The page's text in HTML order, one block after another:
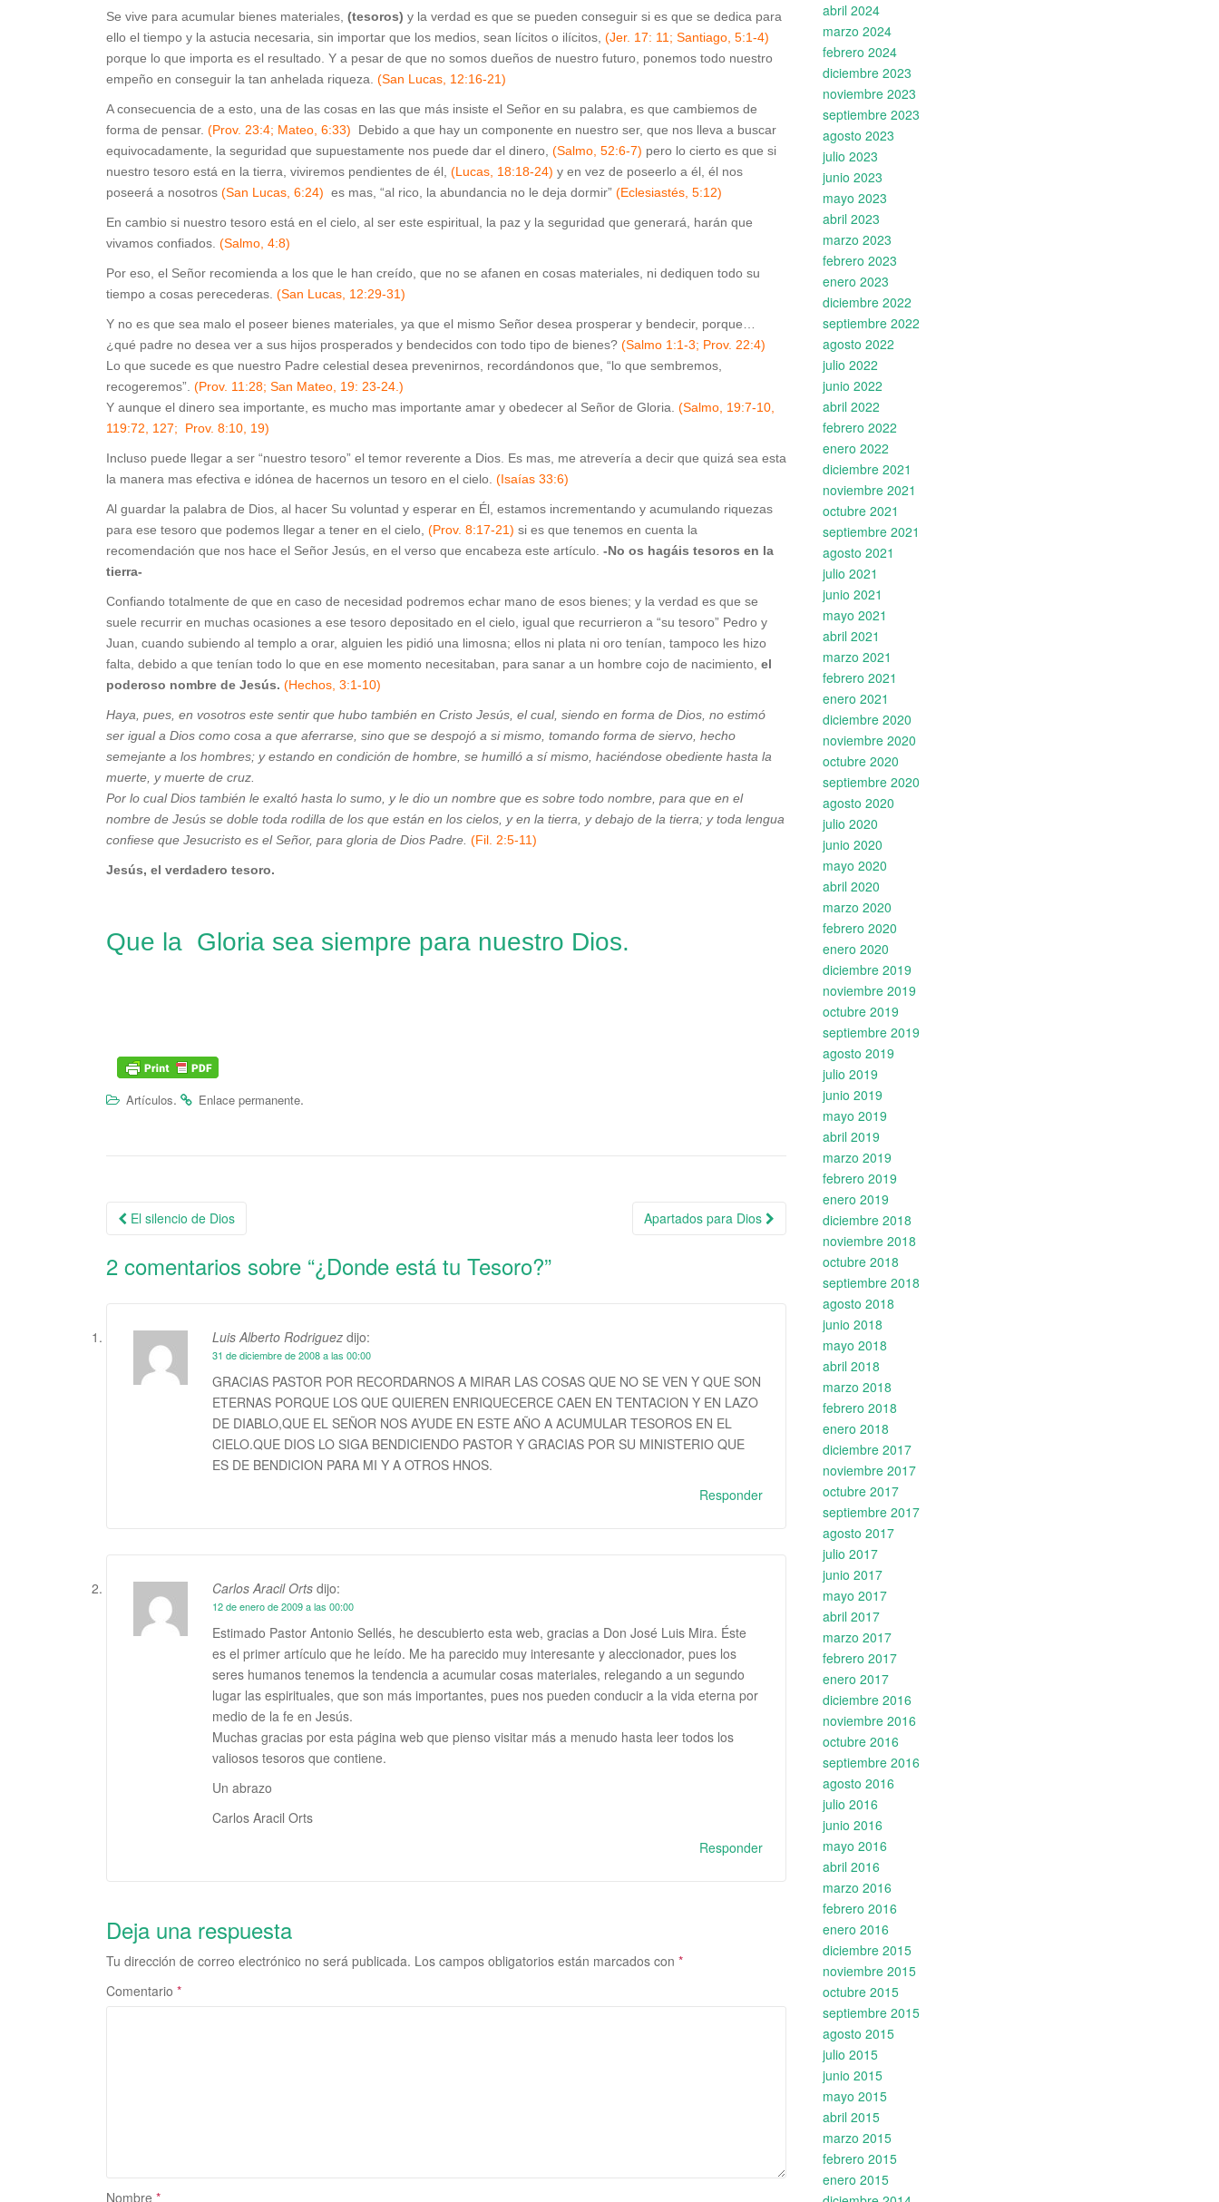
Se vive para acumular bienes materiales, (tesoros) y la verdad es que se pueden conseguir si es que se dedica para
ello el tiempo y la astucia necesaria, sin importar que los medios, sean lícitos o ilícitos, (Jer. 17: 11; Santiago, 5:1-4)
porque lo que importa es el resultado. Y a pesar de que no somos dueños de nuestro futuro, ponemos todo nuestro
empeño en conseguir la tan anhelada riqueza. (San Lucas, 12:16-21)
A consecuencia de a esto, una de las cosas en las que más insiste el Señor en su palabra, es que cambiemos de
forma de pensar. (Prov. 23:4; Mateo, 6:33)
Debido a que hay un componente en nuestro ser, que nos lleva a buscar
equivocadamente, la seguridad que supuestamente nos puede dar el dinero, (Salmo, 52:6-7) pero lo cierto es que si
nuestro tesoro está en la tierra, viviremos pendientes de él, (Lucas, 18:18-24) y en vez de poseerlo a él, él nos
poseerá a nosotros (San Lucas, 6:24) es mas, “al rico, la abundancia no le deja dormir” (Eclesiastés, 5:12)
En cambio si nuestro tesoro está en el cielo, al ser este espiritual, la paz y la seguridad que generará, harán que
vivamos confiados. (Salmo, 4:8)
Por eso, el Señor recomienda a los que le han creído, que no se afanen en cosas materiales, ni dediquen todo su
tiempo a cosas perecederas. (San Lucas, 12:29-31)
Y no es que sea malo el poseer bienes materiales, ya que el mismo Señor desea prosperar y bendecir, porque…
¿qué padre no desea ver a sus hijos prosperados y bendecidos con todo tipo de bienes? (Salmo 1:1-3; Prov. 22:4)
Lo que sucede es que nuestro Padre celestial desea prevenirnos, recordándonos que, “lo que sembremos,
recogeremos”. (Prov. 11:28; San Mateo, 19: 23-24.)
Y aunque el dinero sea importante, es mucho mas importante amar y obedecer al Señor de Gloria. (Salmo, 19:7-10,
119:72, 127; Prov. 8:10, 19)
Incluso puede llegar a ser “nuestro tesoro” el temor reverente a Dios. Es mas, me atrevería a decir que quizá sea esta
la manera mas efectiva e idónea de hacernos un tesoro en el cielo. (Isaías 33:6)
Al guardar la palabra de Dios, al hacer Su voluntad y esperar en Él, estamos incrementando y acumulando riquezas
para ese tesoro que podemos llegar a tener en el cielo, (Prov. 8:17-21) si es que tenemos en cuenta la
recomendación que nos hace el Señor Jesús, en el verso que encabeza este artículo. -No os hagáis tesoros en la
tierra-
Confiando totalmente de que en caso de necesidad podremos echar mano de esos bienes; y la verdad es que se
suele recurrir en muchas ocasiones a ese tesoro depositado en el cielo, igual que recurrieron a “su tesoro” Pedro y
Juan, cuando subiendo al templo a orar, alguien les pidió una limosna; ellos ni plata ni oro tenían, tampoco les hizo
falta, debido a que tenían todo lo que en ese momento necesitaban, para sanar a un hombre cojo de nacimiento, el
poderoso nombre de Jesús. (Hechos, 3:1-10)
Haya, pues, en vosotros este sentir que hubo también en Cristo Jesús, el cual, siendo en forma de Dios, no estimó
ser igual a Dios como cosa a que aferrarse, sino que se despojó a si mismo, tomando forma de siervo, hecho
semejante a los hombres; y estando en condición de hombre, se humilló a sí mismo, haciéndose obediente hasta la
muerte, y muerte de cruz.
Por lo cual Dios también le exaltó hasta lo sumo, y le dio un nombre que es sobre todo nombre, para que en el
nombre de Jesús se doble toda rodilla de los que están en los cielos, y en la tierra, y debajo de la tierra; y toda lengua
confiese que Jesucristo es el Señor, para gloria de Dios Padre. (Fil. 2:5-11)
Jesús, el verdadero tesoro.
Que la Gloria sea siempre para nuestro Dios.
Artículos. Enlace permanente.
Navegación de la entrada
El silencio de Dios Apartados para Dios
2 comentarios sobre “¿Donde está tu Tesoro?”
Luis Alberto Rodriguez dijo:
31 de diciembre de 2008 a las 00:00
GRACIAS PASTOR POR RECORDARNOS A MIRAR LAS COSAS QUE NO SE VEN Y QUE SON
ETERNAS PORQUE LOS QUE QUIEREN ENRIQUECERCE CAEN EN TENTACION Y EN LAZO
DE DIABLO,QUE EL SEÑOR NOS AYUDE EN ESTE AÑO A ACUMULAR TESOROS EN EL
CIELO.QUE DIOS LO SIGA BENDICIENDO PASTOR Y GRACIAS POR SU MINISTERIO QUE
ES DE BENDICION PARA MI Y A OTROS HNOS.
Responder
Carlos Aracil Orts dijo:
12 de enero de 2009 a las 00:00
Estimado Pastor Antonio Sellés, he descubierto esta web, gracias a Don José Luis Mira. Éste
es el primer artículo que he leído. Me ha parecido muy interesante y aleccionador, pues los
seres humanos tenemos la tendencia a acumular cosas materiales, relegando a un segundo
lugar las espirituales, que son más importantes, pues nos pueden conducir a la vida eterna por
medio de la fe en Jesús.
Muchas gracias por esta página web que pienso visitar más a menudo hasta leer todos los
valiosos tesoros que contiene.
Un abrazo
Carlos Aracil Orts
Responder
Deja una respuesta
Tu dirección de correo electrónico no será publicada. Los campos obligatorios están marcados con *
Comentario *
Nombre *
abril 2024
marzo 2024
febrero 2024
diciembre 2023
noviembre 2023
septiembre 2023
agosto 2023
julio 2023
junio 2023
mayo 2023
abril 2023
marzo 2023
febrero 2023
enero 2023
diciembre 2022
septiembre 2022
agosto 2022
julio 2022
junio 2022
abril 2022
febrero 2022
enero 2022
diciembre 2021
noviembre 2021
octubre 2021
septiembre 2021
agosto 2021
julio 2021
junio 2021
mayo 2021
abril 2021
marzo 2021
febrero 2021
enero 2021
diciembre 2020
noviembre 2020
octubre 2020
septiembre 2020
agosto 2020
julio 2020
junio 2020
mayo 2020
abril 2020
marzo 2020
febrero 2020
enero 2020
diciembre 2019
noviembre 2019
octubre 2019
septiembre 2019
agosto 2019
julio 2019
junio 2019
mayo 2019
abril 2019
marzo 2019
febrero 2019
enero 2019
diciembre 2018
noviembre 2018
octubre 2018
septiembre 2018
agosto 2018
junio 2018
mayo 2018
abril 2018
marzo 2018
febrero 2018
enero 2018
diciembre 2017
noviembre 2017
octubre 2017
septiembre 2017
agosto 2017
julio 2017
junio 2017
mayo 2017
abril 2017
marzo 2017
febrero 2017
enero 2017
diciembre 2016
noviembre 2016
octubre 2016
septiembre 2016
agosto 2016
julio 2016
junio 2016
mayo 2016
abril 2016
marzo 2016
febrero 2016
enero 2016
diciembre 2015
noviembre 2015
octubre 2015
septiembre 2015
agosto 2015
julio 2015
junio 2015
mayo 2015
abril 2015
marzo 2015
febrero 2015
enero 2015